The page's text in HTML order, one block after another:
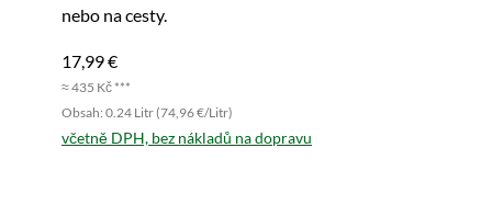
nebo na cesty.
17,99 €
≈ 435 Kč ***
Obsah: 0.24 Litr (74,96 €/Litr)
včetně DPH, bez nákladů na dopravu